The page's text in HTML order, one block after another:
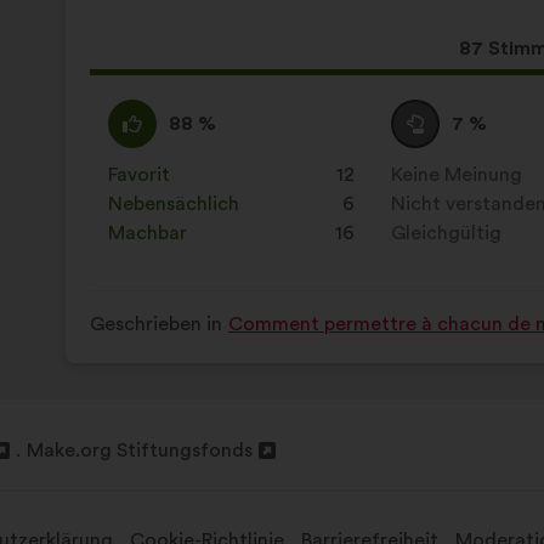
Dieser
87
Ich
stimme
zu
:
88 %
Dieser
Vorschlag
wurde
eingeordnet
in:
Favorit
: 12
mal
Nebensächlich
: 6
mal
Machbar
: 16
mal
Neutral
:
7 %
Dieser
Vorschlag
wurde
eingeordnet
in:
Keine Meinung
:mal
Nicht verstanden
:mal
Gleichgültig
:mal
Geschrieben in Comment permettre à chacun de
Make.org Stiftungsfonds